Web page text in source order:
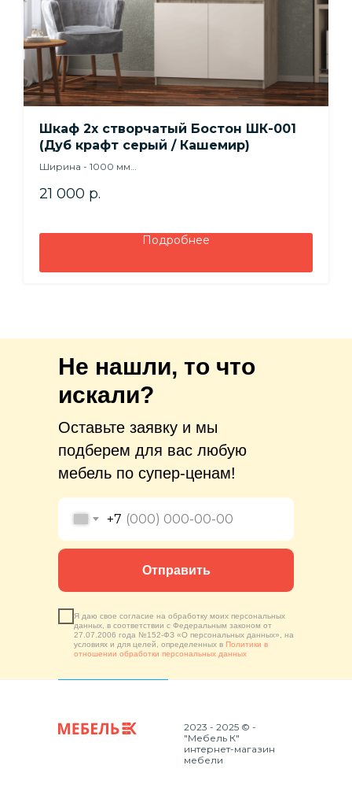
Шкаф 2х створчатый Бостон ШК-001
(Дуб крафт серый / Кашемир)
Ширина - 1000 мм
Глубина - 510 мм
21 000 р.
Подробнее
Не нашли, то что
искали?
Оставьте заявку и мы
подберем для вас любую
мебель по супер-ценам!
+7
Я даю свое согласие на обработку моих персональных
данных, в соответствии с Федеральным законом от
27.07.2006 года №152-ФЗ «О персональных данных», на
условиях и для целей, определенных в Политики в
отношении обработки персональных данных
Отправить
2023 - 2025 © -
"Мебель К"
интернет-магазин
мебели